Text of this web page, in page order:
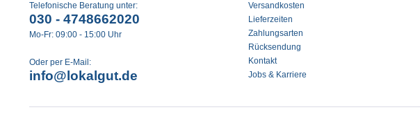
Telefonische Beratung unter:
030 - 4748662020
Mo-Fr: 09:00 - 15:00 Uhr
Oder per E-Mail:
info@lokalgut.de
Versandkosten
Lieferzeiten
Zahlungsarten
Rücksendung
Kontakt
Jobs & Karriere